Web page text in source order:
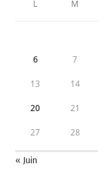
L M
6 7
13 14
20 21
27 28
« Juin